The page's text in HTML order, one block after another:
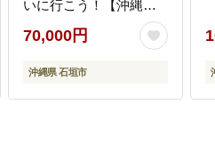
いに行こう！【沖縄県
石垣市 ダイビング 利用
券 海 ダイバー マンタ
珊瑚 ウミガメ 旅行】
70,000円
沖縄県 石垣市